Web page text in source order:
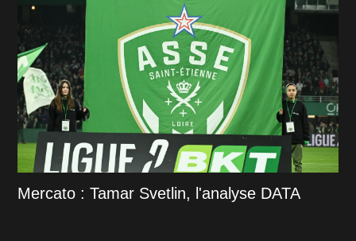
Mercato : Tamar Svetlin, l'analyse DATA